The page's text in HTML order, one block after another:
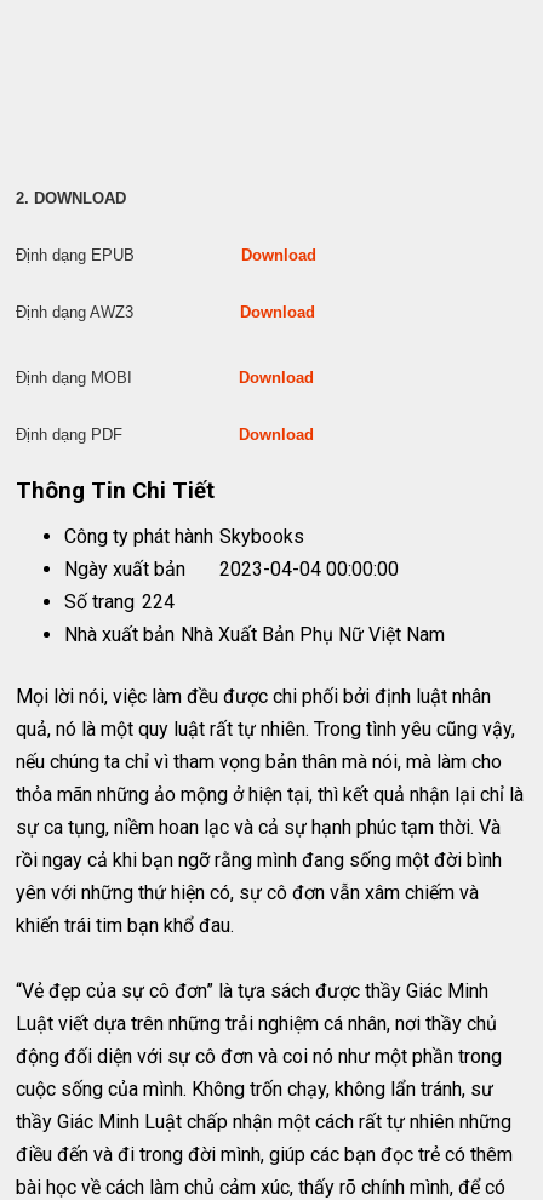
2. DOWNLOAD
Định dạng EPUB Download
Định dạng AWZ3 Download
Định dạng MOBI Download
Định dạng PDF Download
Thông Tin Chi Tiết
Công ty phát hành Skybooks
Ngày xuất bản
2023-04-04 00:00:00
Số trang 224
Nhà xuất bản Nhà Xuất Bản Phụ Nữ Việt Nam
Mọi lời nói, việc làm đều được chi phối bởi định luật nhân
quả, nó là một quy luật rất tự nhiên. Trong tình yêu cũng vậy,
nếu chúng ta chỉ vì tham vọng bản thân mà nói, mà làm cho
thỏa mãn những ảo mộng ở hiện tại, thì kết quả nhận lại chỉ là
sự ca tụng, niềm hoan lạc và cả sự hạnh phúc tạm thời. Và
rồi ngay cả khi bạn ngỡ rằng mình đang sống một đời bình
yên với những thứ hiện có, sự cô đơn vẫn xâm chiếm và
khiến trái tim bạn khổ đau.
“Vẻ đẹp của sự cô đơn” là tựa sách được thầy Giác Minh
Luật viết dựa trên những trải nghiệm cá nhân, nơi thầy chủ
động đối diện với sự cô đơn và coi nó như một phần trong
cuộc sống của mình. Không trốn chạy, không lẩn tránh, sư
thầy Giác Minh Luật chấp nhận một cách rất tự nhiên những
điều đến và đi trong đời mình, giúp các bạn đọc trẻ có thêm
bài học về cách làm chủ cảm xúc, thấy rõ chính mình, để có